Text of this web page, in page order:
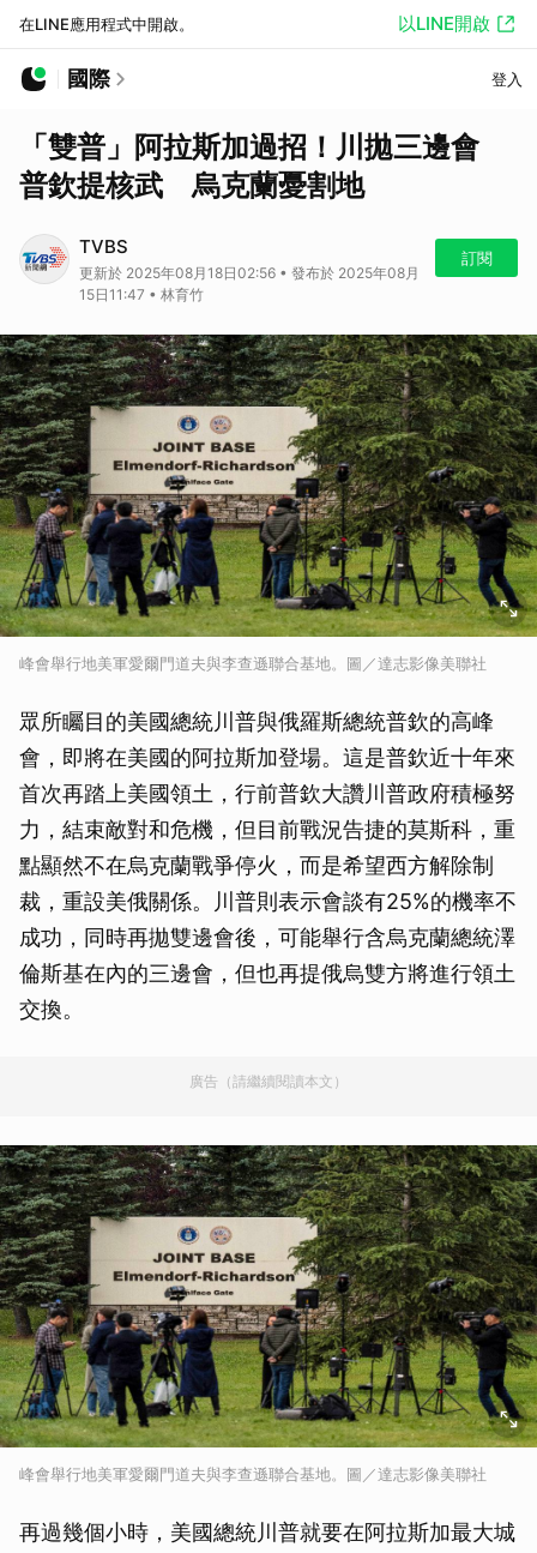
在LINE應用程式中開啟。 以LINE開啟
國際 登入
「雙普」阿拉斯加過招！川拋三邊會
普欽提核武 烏克蘭憂割地
TVBS
更新於 2025年08月18日02:56 • 發布於 2025年08月
15日11:47 • 林育竹
訂閱
峰會舉行地美軍愛爾門道夫與李查遜聯合基地。圖／達志影像美聯社
眾所矚目的美國總統川普與俄羅斯總統普欽的高峰
會，即將在美國的阿拉斯加登場。這是普欽近十年來
首次再踏上美國領土，行前普欽大讚川普政府積極努
力，結束敵對和危機，但目前戰況告捷的莫斯科，重
點顯然不在烏克蘭戰爭停火，而是希望西方解除制
裁，重設美俄關係。川普則表示會談有25%的機率不
成功，同時再拋雙邊會後，可能舉行含烏克蘭總統澤
倫斯基在內的三邊會，但也再提俄烏雙方將進行領土
交換。
廣告（請繼續閱讀本文）
峰會舉行地美軍愛爾門道夫與李查遜聯合基地。圖／達志影像美聯社
再過幾個小時，美國總統川普就要在阿拉斯加最大城